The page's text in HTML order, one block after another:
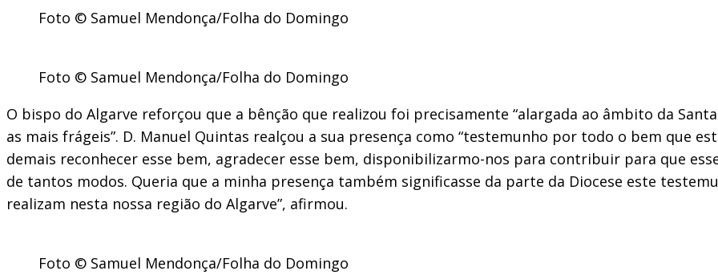
Foto © Samuel Mendonça/Folha do Domingo
Foto © Samuel Mendonça/Folha do Domingo
O bispo do Algarve reforçou que a bênção que realizou foi precisamente “alargada ao âmbito da
as mais frágeis”. D. Manuel Quintas realçou a sua presença como “testemunho por todo o bem que
demais reconhecer esse bem, agradecer esse bem, disponibilizarmo-nos para contribuir para que
de tantos modos. Queria que a minha presença também significasse da parte da Diocese este
realizam nesta nossa região do Algarve”, afirmou.
Foto © Samuel Mendonça/Folha do Domingo